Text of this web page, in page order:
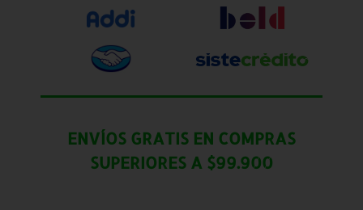
ENVÍOS GRATIS EN COMPRAS
SUPERIORES A $99.900